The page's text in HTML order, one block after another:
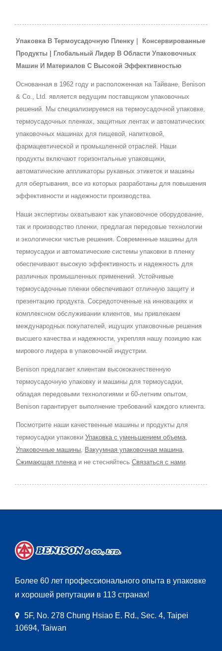
Упаковка В Термоусадочную Пленку｜ Консервированные
Продукты | Глобальный Лидер В Области Упаковочных
Машин И Материалов С Высокой Эффективностью
Основанная в 1962 году и расположенная на Тайване, Benison
& Co., Ltd. является ведущим поставщиком упаковочных
решений. Мы специализируемся на термоусадочной упаковке,
термоусадочных пленках, защитных лентах и автоматических
упаковочных машинах для пищевой, напитковой,
фармацевтической и промышленной отраслей. Наши
продукты включают горизонтальные упаковщики,
автоматические аппликаторы рукавных этикеток и машины
для обертывания, все из которых разработаны для повышения
эффективности и надежности производства.
Наши экспертизы охватывают как упаковочное оборудование,
так и производство пленки, предлагая передовые технологии
и экологически чистые решения. Современные машины для
термоусадки и автоматические системы упаковки в пленку
обеспечивают высокую эффективность и надежность для
различных промышленных применений. Устойчивые
термоусадочные пленки обеспечивают отличную защиту и
презентацию продукта. Сосредоточенные на инновациях и
комплексном обслуживании клиентов, мы привлекаем
международных покупателей, ищущих упаковочные решения
высшего качества и надежности, укрепляя нашу позицию как
мирового лидера в упаковочной индустрии.
Benison предлагает клиентам высококачественную
термоусадочную упаковку и машины для термоусадки,
обладая передовыми технологиями и 60-летним опытом,
Benison гарантирует выполнение требований каждого клиента.
Посмотрите наши качественные машины и продукты для
термоусадки упаковки Упаковка с уменьшением объема
Упаковочные машины Вакуумная упаковочная машина
Сжимающая пленка и не стесняйтесь Связаться с нами
Более 60 лет профессионального опыта в упаковке
и хорошей репутации в 113 странах!
5F, No. 278 Chung Hsiao E. Rd., Sec. 4, Taipei
10694, Taiwan